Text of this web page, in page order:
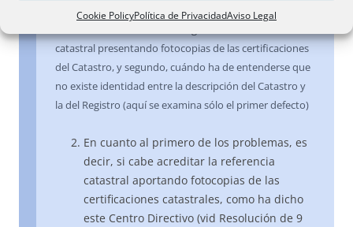
Cookie PolicyPolítica de PrivacidadAviso Legal
que se plantean en el presente recurso son: el primero,
catastral presentando fotocopias de las certificaciones
del Catastro, y segundo, cuándo ha de entenderse que
no existe identidad entre la descripción del Catastro y
la del Registro (aquí se examina sólo el primer defecto)
En cuanto al primero de los problemas, es
decir, si cabe acreditar la referencia
catastral aportando fotocopias de las
certificaciones catastrales, como ha dicho
este Centro Directivo (vid Resolución de 9